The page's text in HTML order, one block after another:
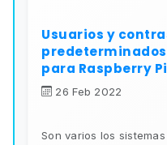
Usuarios y
para Raspberry Pi
26 Feb 2022
Son varios los